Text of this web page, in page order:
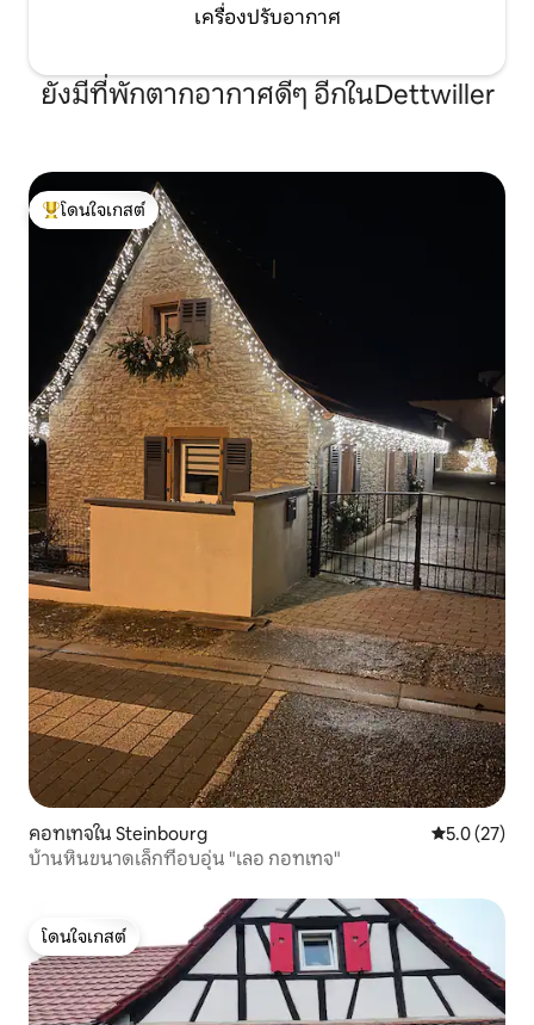
เครื่องปรับอากาศ
ยังมีที่พักตากอากาศดีๆ อีกในDettwiller
โดนใจเกสต์ที่สุด
โดนใจเกสต์
คอทเทจใน Steinbourg คะแนนเฉลี่ย
5.0 (27)
บ้านหินขนาดเล็กที่อบอุ่น "เลอ กอทเทจ"
โดนใจเกสต์
โดนใจเกสต์